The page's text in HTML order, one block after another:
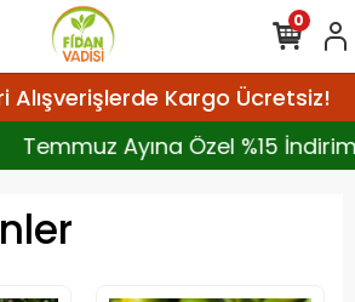
Alışverişlerde Kargo Ücretsiz!
Temmuz Ayına Özel %15
0